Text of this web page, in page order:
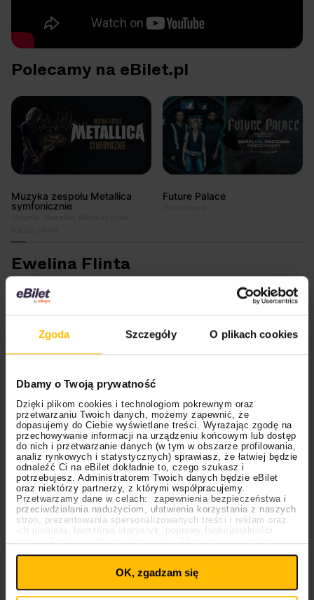
Zgoda Szczegóły O plikach cookies
Dbamy o Twoją prywatność
Dzięki plikom cookies i technologiom pokrewnym oraz
przetwarzaniu Twoich danych, możemy zapewnić, że
dopasujemy do Ciebie wyświetlane treści. Wyrażając zgodę na
przechowywanie informacji na urządzeniu końcowym lub dostęp
do nich i przetwarzanie danych (w tym w obszarze profilowania,
analiz rynkowych i statystycznych) sprawiasz, że łatwiej będzie
odnaleźć Ci na eBilet dokładnie to, czego szukasz i
potrzebujesz. Administratorem Twoich danych będzie eBilet
oraz niektórzy partnerzy, z którymi współpracujemy.
Przetwarzamy dane w celach: zapewnienia bezpieczeństwa i
przeciwdziałania nadużyciom, ułatwienia korzystania z naszych
stron, prezentowania spersonalizowanych treści i reklam oraz
ich pomiaru, tworzenia statystyk, poprawy funkcjonalności
plików cookies
wpływa na legalność uprzedniego przetwarzania.
Polityka plików cookies
OK, zgadzam się
Polecamy na eBilet.pl
Muzyka zespołu Metallica
symfonicznie
Future Palace
Ewelina Flinta
Ewelina Flinta
już kilkukrotnie była częścią festiwalu,
więc czas na solidny powrót! Wokalistka zyskała
ogromną popularność w 2002 roku jako finalistka
wyróżniany jest jako jeden z jej flagowych utworów.
W jaką muzyczną krainę przeniesie nas tym razem?
Przekonamy się już1 sierpnia o godz. 20:35 na Małej
Scenie.